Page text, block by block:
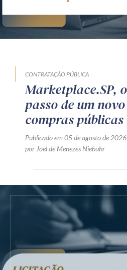
CONTRATAÇÃO PÚBLICA
Marketplace.SP,
passo de um
compras públicas
Publicado em 05 de agosto de 2026
por Joel de Menezes Niebuhr